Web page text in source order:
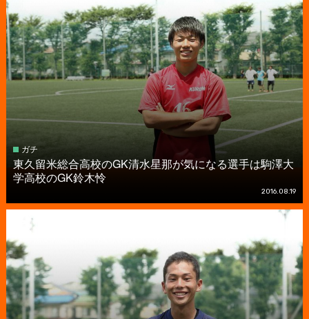
ガチ
東久留米総合高校のGK清水星那が気になる選手は駒澤大
学高校のGK鈴木怜
2016.08.19